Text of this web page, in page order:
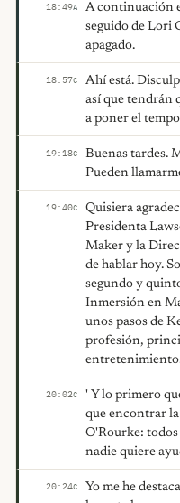
18:49A
A continuación
seguido de Lori
apagado.
18:57C
Ahí está.
así que tendrán
a poner el
19:18C
Buenas tardes.
Pueden
19:40C
Quisiera
Presidenta
Maker y la
de hablar hoy.
segundo y
Inmersión en
unos pasos de
profesión,
20:02C
' Y lo primero
que encontrar la
O'Rourke:
nadie quiere
20:24C
Yo me he